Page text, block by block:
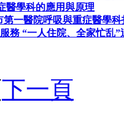
醫學科的應用與原理
一醫院呼吸與重症醫學
務 “一人住院、全家忙乱”
下一頁